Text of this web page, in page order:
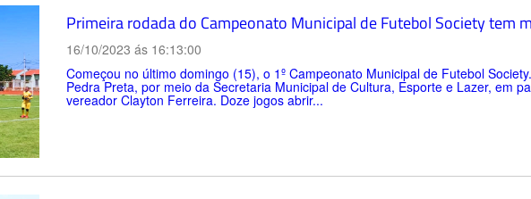
Primeira rodada do Campeonato Municipal de Futebol Society tem
16/10/2023 ás 16:13:00
Começou no último domingo (15), o 1º Campeonato Municipal de Futebol
Pedra Preta, por meio da Secretaria Municipal de Cultura, Esporte e Lazer, em
vereador Clayton Ferreira. Doze jogos abrir...